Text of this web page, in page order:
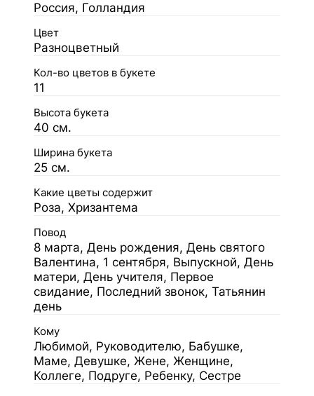
Россия, Голландия
Цвет
Разноцветный
Кол-во цветов в букете
11
Высота букета
40 см.
Ширина букета
25 см.
Какие цветы содержит
Роза, Хризантема
Повод
8 марта, День рождения, День святого
Валентина, 1 сентября, Выпускной, День
матери, День учителя, Первое
свидание, Последний звонок, Татьянин
день
Кому
Любимой, Руководителю, Бабушке,
Маме, Девушке, Жене, Женщине,
Коллеге, Подруге, Ребенку, Сестре